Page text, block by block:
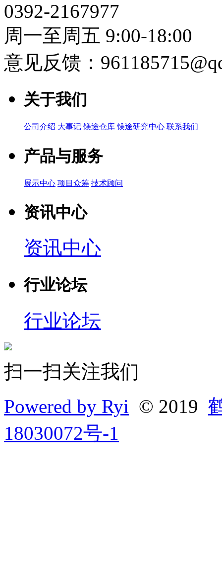
0392-2167977
周一至周五 9:00-18:00
意见反馈：
关于我们
公司介绍 大事记 镁途仓库 镁途研究中心 联系我们
产品与服务
展示中心 项目众筹 技术顾问
资讯中心
资讯中心
行业论坛
行业论坛
扫一扫关注我们
Powered by Ryi © 2019
18030072号-1